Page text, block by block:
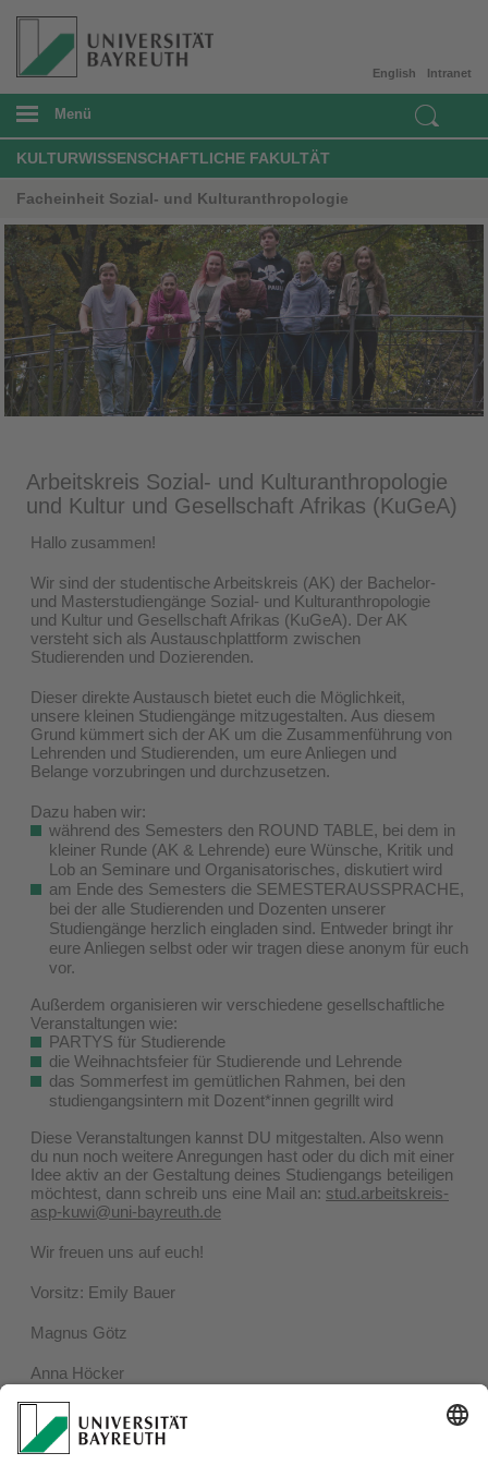
Intranet
English
Menü
KULTURWISSENSCHAFTLICHE FAKULTÄT
Facheinheit Sozial- und Kulturanthropologie
Arbeitskreis Sozial- und Kulturanthropologie
und Kultur und Gesellschaft Afrikas (KuGeA)
Hallo zusammen!
Wir sind der studentische Arbeitskreis (AK) der Bachelor-
und Masterstudiengänge Sozial- und Kulturanthropologie
und Kultur und Gesellschaft Afrikas (KuGeA). Der AK
versteht sich als Austauschplattform zwischen
Studierenden und Dozierenden.
Dieser direkte Austausch bietet euch die Möglichkeit,
unsere kleinen Studiengänge mitzugestalten. Aus diesem
Grund kümmert sich der AK um die Zusammenführung von
Lehrenden und Studierenden, um eure Anliegen und
Belange vorzubringen und durchzusetzen.
Dazu haben wir:
während des Semesters den ROUND TABLE, bei dem in
kleiner Runde (AK & Lehrende) eure Wünsche, Kritik und
Lob an Seminare und Organisatorisches, diskutiert wird
am Ende des Semesters die SEMESTERAUSSPRACHE,
bei der alle Studierenden und Dozenten unserer
Studiengänge herzlich eingladen sind. Entweder bringt ihr
eure Anliegen selbst oder wir tragen diese anonym für euch
vor.
Außerdem organisieren wir verschiedene gesellschaftliche
Veranstaltungen wie:
PARTYS für Studierende
die Weihnachtsfeier für Studierende und Lehrende
das Sommerfest im gemütlichen Rahmen, bei den
studiengangsintern mit Dozent*innen gegrillt wird
Diese Veranstaltungen kannst DU mitgestalten. Also wenn
du nun noch weitere Anregungen hast oder du dich mit einer
Idee aktiv an der Gestaltung deines Studiengangs beteiligen
möchtest, dann schreib uns eine Mail an: stud.arbeitskreis-
asp-kuwi@uni-bayreuth.de
Wir freuen uns auf euch!
Vorsitz: Emily Bauer
Magnus Götz
Anna Höcker
Radek Kawalek
Fynn Schäpperkötter